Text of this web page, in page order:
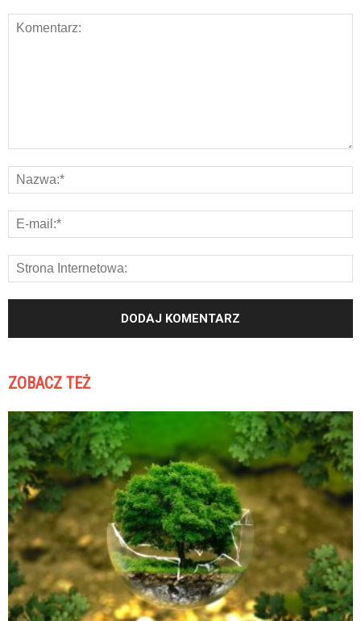
ZOBACZ TEŻ